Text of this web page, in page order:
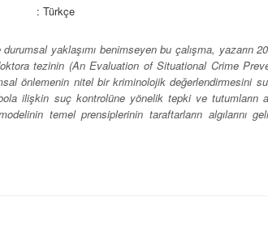
: Türkçe
yaklaşımı benimseyen bu çalışma, yazarın
tezinin (An Evaluation of Situational Crime
önlemenin nitel bir kriminolojik değerlendirmesini
ilişkin suç kontrolüne yönelik tepki ve
temel prensiplerinin taraftarların algılarını